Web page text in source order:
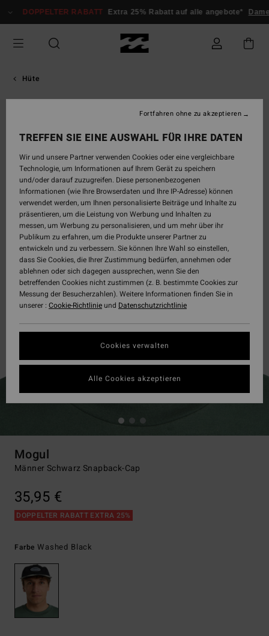
zur
springen
DOPPELTER RABATT Extra 25% Rabatt auf alle angebote* Damen
Hüte
Mogul
Männer Schwarz Snapback-Cap
35,95 €
DOPPELTER RABATT EXTRA 25%
FarbeWashed Black
TREFFEN SIE EINE AUSWAHL FÜR IHRE DATEN
Wir und unsere Partner verwenden Cookies oder eine vergleichbare
Technologie, um Informationen auf Ihrem Gerät zu speichern
und/oder darauf zuzugreifen. Diese personenbezogenen
Informationen (wie Ihre Browserdaten und Ihre IP-Adresse) können
verwendet werden, um Ihnen personalisierte Beiträge und Inhalte zu
präsentieren, um die Leistung von Werbung und Inhalten zu
messen, um Werbung zu personalisieren, und um mehr über ihr
Publikum zu erfahren, um die Produkte unserer Partner zu
entwickeln und zu verbessern. Sie können Ihre Wahl so einstellen,
dass Sie Cookies, die Ihrer Zustimmung bedürfen, annehmen oder
ablehnen oder sich dagegen aussprechen, wenn Sie den
betreffenden Cookies nicht zustimmen (z. B. bestimmte Cookies zur
Messung der Besucherzahlen). Weitere Informationen finden Sie in
unserer : Cookie-Richtlinieund Datenschutzrichtlinie
Cookies verwalten
Fortfahren ohne zu akzeptieren
Alle Cookies akzeptieren